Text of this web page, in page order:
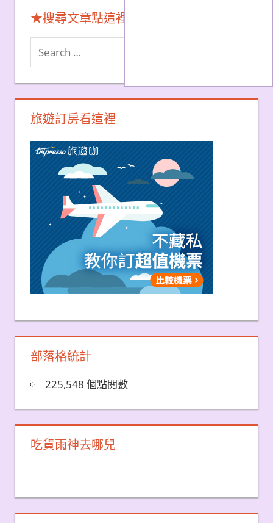
★搜尋文章點這裡★
Search
for:
旅遊訂房看這裡
部落格統計
225,548 個點閱數
吃貨雨神去哪兒